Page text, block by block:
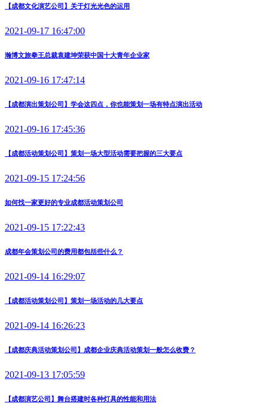
【成都文化演艺公司】关于灯光光色的运用
2021-09-17 16:47:00
瀚博文旅拳王总裁袁建坤荣获中国十大青年企业家
2021-09-16 17:47:14
【成都演出策划公司】学会这四点，你也能策划一场有特点演出活动
2021-09-16 17:45:36
【成都活动策划公司】策划一场大型活动需要把握的三大要点
2021-09-15 17:24:56
如何找一家更好的专业成都活动策划公司
2021-09-15 17:22:43
成都年会策划公司的费用都包括些什么？
2021-09-14 16:29:07
【成都活动策划公司】策划一场活动的几大要点
2021-09-14 16:26:23
【成都庆典活动策划公司】成都企业庆典活动策划一般怎么收费？
2021-09-13 17:05:59
【成都演艺公司】舞台搭建时各种灯具的性能和用法